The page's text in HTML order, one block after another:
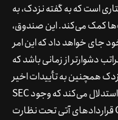
است که به گفته نزدک، به
کمک می‌کند. این صندوق،
جای خواهد داد که این امر
دشوارتر از زمانی باشد که
همچنین به تأییدات اخیر
SEC در ژانویه و می ۲۰۲۴ اشاره کرده و استدلال می‌کند که وجود
قراردادهای آتی تحت نظارت Coinbase Derivatives برای